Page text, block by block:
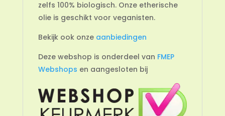
zelfs 100% biologisch. Onze etherische
olie is geschikt voor veganisten.
Bekijk ook onze aanbiedingen
Deze webshop is onderdeel van FMEP
Webshops en aangesloten bij